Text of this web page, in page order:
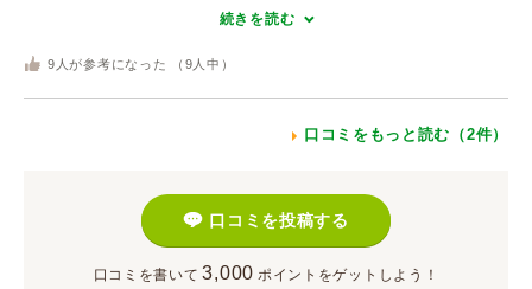
続きを読む
9 人が参考になった （ 9 人中）
口コミをもっと読む（2件）
口コミを投稿する
口コミを書いて 3,000 ポイント をゲットしよう！